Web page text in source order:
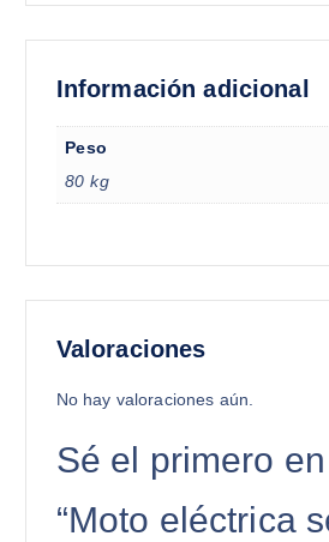
Información adicional
Peso
80 kg
Valoraciones
No hay valoraciones aún.
Sé el primero
“Moto eléctrica